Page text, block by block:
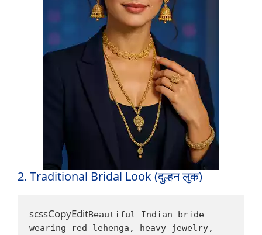
2. Traditional Bridal Look (दुल्हन लुक)
scssCopyEditBeautiful Indian bride
wearing red lehenga, heavy jewelry,